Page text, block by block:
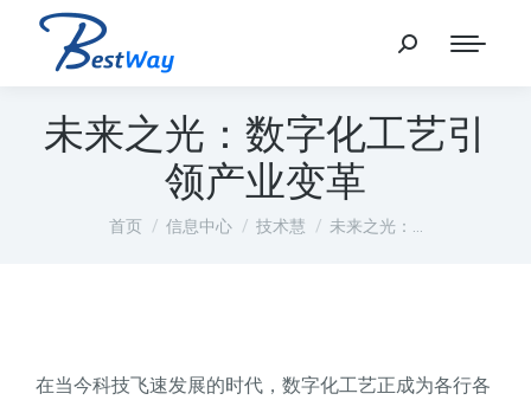
未来之光：数字化工艺引
领产业变革
您在这里：
首页 信息中心 技术慧 未来之光：…
在当今科技飞速发展的时代，数字化工艺正成为各行各